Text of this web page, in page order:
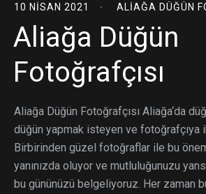
10 NISAN 2021 ALIAĞA DÜĞÜN
Aliağa Düğün
Fotoğrafçısı
Aliağa Düğün Fotoğrafçısı Aliağa‘da
düğün yapmak isteyen ve fotoğrafçıya
Birbirinden güzel fotoğraflar ile bu
yanınızda oluyor ve mutluluğunuzu
bu gününüzü belgeliyoruz. Her zaman